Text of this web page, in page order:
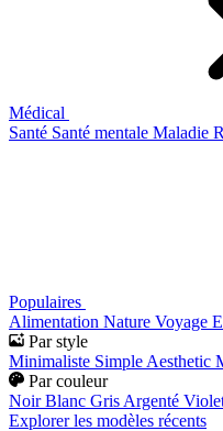
Médical
Santé Santé mentale Maladie
Populaires
Alimentation Nature Voyage
Par style
Minimaliste Simple Aesthetic
Par couleur
Noir Blanc Gris Argenté
Explorer les modèles récents